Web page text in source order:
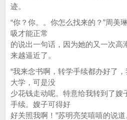
迹。
“你？你。。你怎么找来的？”周美
吸才能正常
的说出一句话，因为她的又一次高
来越逼近了。
“我来念书啊，转学手续都办好了
大学，可是没
少花钱走动呢。特意给我转到了嫂
手续。嫂子可得好
好关照我啊！”苏明亮笑嘻嘻的说道